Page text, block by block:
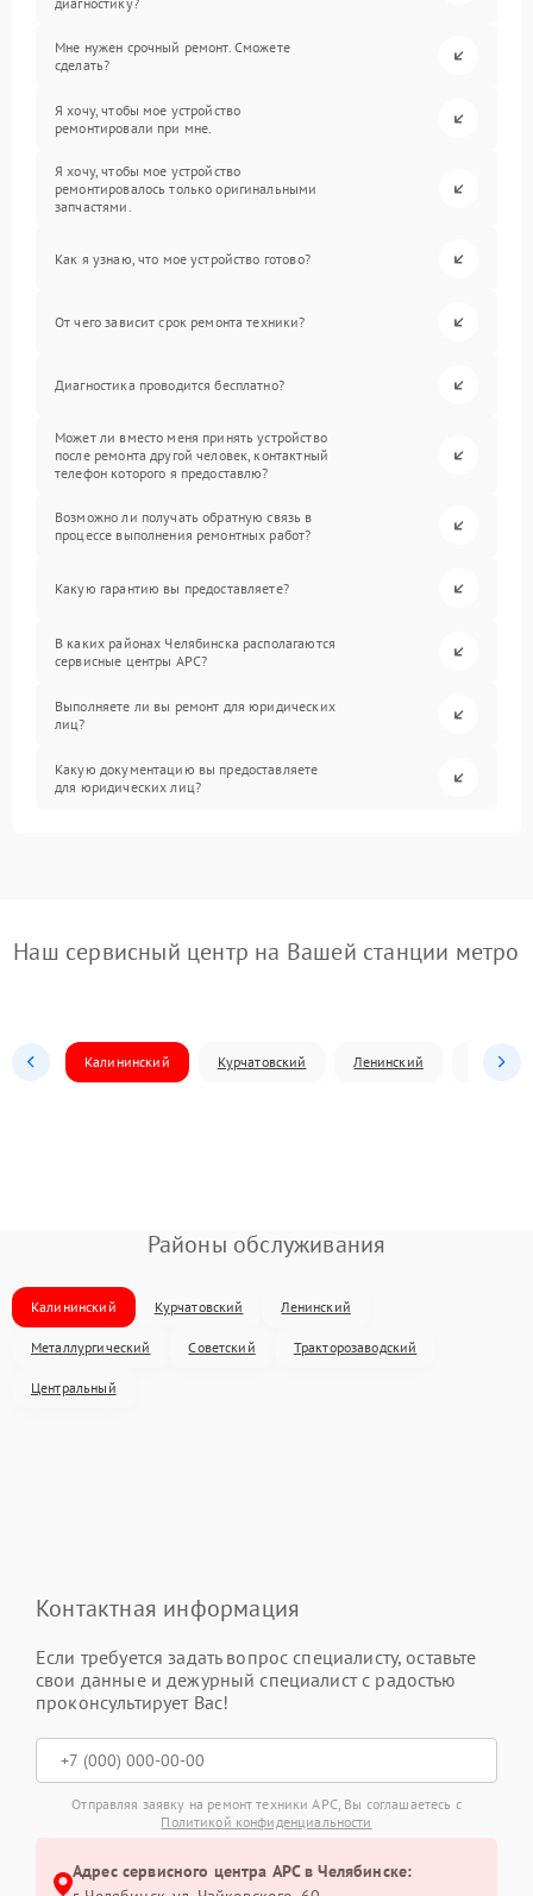
Мне нужен срочный ремонт. Сможете
сделать?
Я хочу, чтобы мое устройство
ремонтировали при мне.
Я хочу, чтобы мое устройство
ремонтировалось только оригинальными
запчастями.
Как я узнаю, что мое устройство готово?
От чего зависит срок ремонта техники?
Диагностика проводится бесплатно?
Может ли вместо меня принять устройство
после ремонта другой человек, контактный
телефон которого я предоставлю?
Возможно ли получать обратную связь в
процессе выполнения ремонтных работ?
Какую гарантию вы предоставляете?
В каких районах Челябинска располагаются
сервисные центры APC?
Выполняете ли вы ремонт для юридических
лиц?
Какую документацию вы предоставляете
для юридических лиц?
Наш сервисный центр на Вашей станции метро
Калининский Курчатовский Ленинский
Районы обслуживания
Калининский Курчатовский Ленинский
Металлургический Советский Тракторозаводский
Центральный
Контактная информация
Если требуется задать вопрос специалисту, оставьте
свои данные и дежурный специалист с радостью
проконсультирует Вас!
Отправляя заявку на ремонт техники APC, Вы соглашаетесь с
Политикой конфиденциальности
Адрес сервисного центра APC в Челябинске: